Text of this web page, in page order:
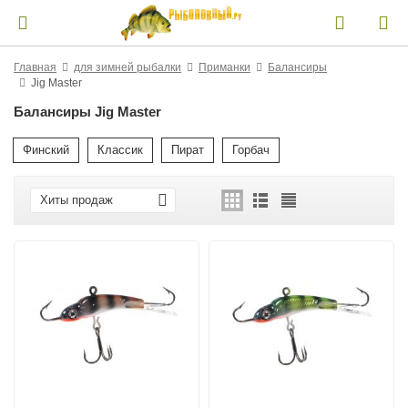
Главная для зимней рыбалки Приманки
Балансиры
Jig Master
Балансиры Jig Master
Финский Классик Пират Горбач
Хиты продаж